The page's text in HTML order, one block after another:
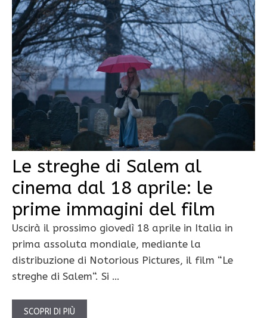
Le streghe di Salem al
cinema dal 18 aprile: le
prime immagini del film
Uscirà il prossimo giovedì 18 aprile in Italia in
prima assoluta mondiale, mediante la
distribuzione di Notorious Pictures, il film “Le
streghe di Salem“. Si …
SCOPRI DI PIÙ